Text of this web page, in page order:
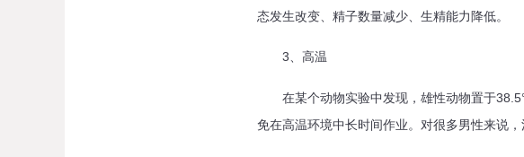
态发生改变、精子数量减少、生精能力降低。
3、高温
在某个动物实验中发现，雄性动物置于
免在高温环境中长时间作业。对很多男性来说，